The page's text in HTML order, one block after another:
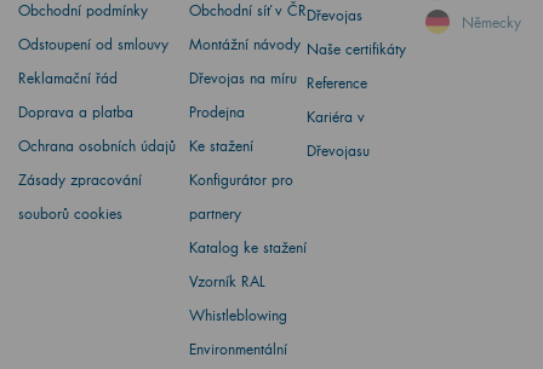
Obchodní podmínky
Odstoupení od smlouvy
Reklamační řád
Doprava a platba
Ochrana osobních údajů
Zásady zpracování
souborů cookies
Obchodní síť v ČR
Montážní návody
Dřevojas na míru
Prodejna
Ke stažení
Konfigurátor pro
partnery
Katalog ke stažení
Vzorník RAL
Whistleblowing
Environmentální
Dřevojas
Naše certifikáty
Reference
Kariéra v
Dřevojasu
Německy